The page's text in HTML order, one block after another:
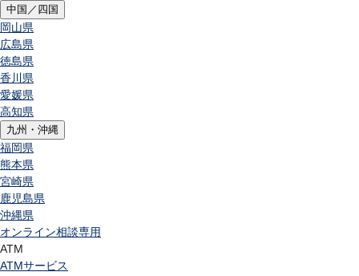
中国／四国
岡山県
広島県
徳島県
香川県
愛媛県
高知県
九州・沖縄
福岡県
熊本県
宮崎県
鹿児島県
沖縄県
オンライン相談専用
ATM
ATMサービス